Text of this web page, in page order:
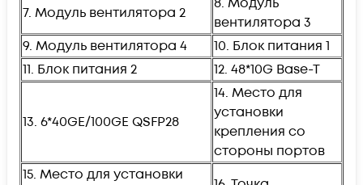
7. Модуль вентилятора 2
вентилятора 3
9. Модуль вентилятора 4
10. Блок питания 1
11. Блок питания 2
12. 48*10G Base-T
13. 6*40GE/100GE QSFP28
14. Место для
установки
крепления со
стороны портов
15. Место для установки